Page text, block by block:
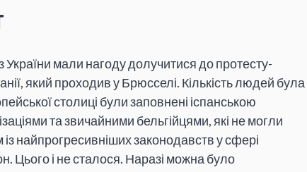
мали нагоду долучитися до протесту-
який проходив у Брюсселі. Кількість людей була
столиці були заповнені іспанською
та звичайними бельгійцями, які не могли
із найпрогресивніших законодавств у сфері
Цього і не сталося. Наразі можна було